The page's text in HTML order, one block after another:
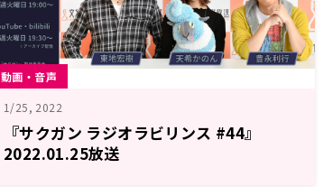
動画・音声
1/25, 2022
『サクガン ラジオラビリンス #44』
2022.01.25放送